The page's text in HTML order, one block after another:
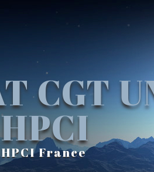
CGT
France